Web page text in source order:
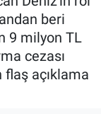
andan beri
9 milyon TL
cezası
flaş açıklama